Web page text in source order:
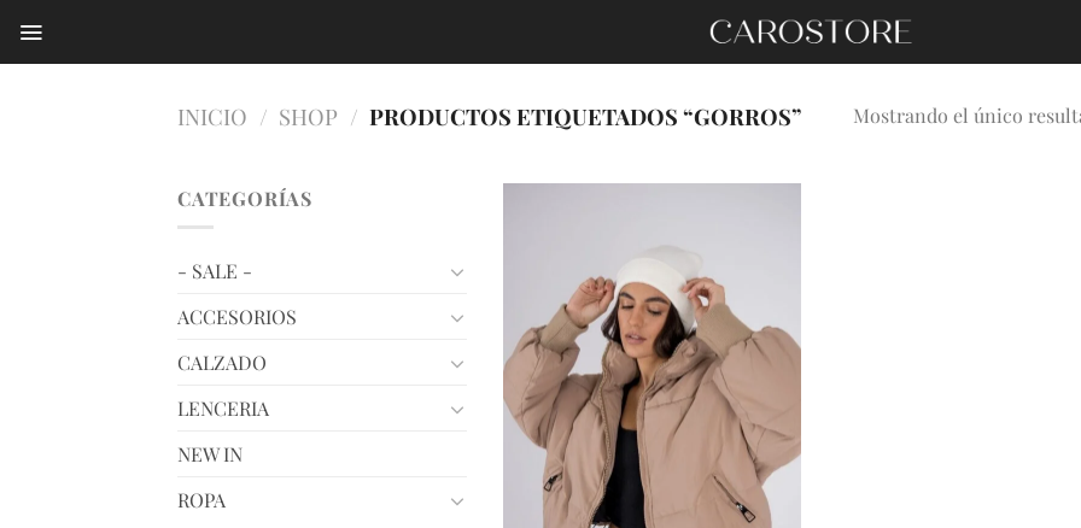
INICIO / SHOP / PRODUCTOS ETIQUETADOS “GORROS” Mostrando el único
CATEGORÍAS
- SALE -
ACCESORIOS
CALZADO
LENCERIA
NEW IN
ROPA